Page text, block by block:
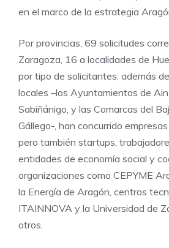
en el marco de la estrategia
Por provincias, 69 solicitudes
Zaragoza, 16 a localidades de
por tipo de solicitantes, además
locales –los Ayuntamientos de
Sabiñánigo, y las Comarcas del
Gállego-, han concurrido
pero también startups,
entidades de economía social y
organizaciones como CEPYME
la Energía de Aragón, centros
ITAINNOVA y la Universidad de
otros.